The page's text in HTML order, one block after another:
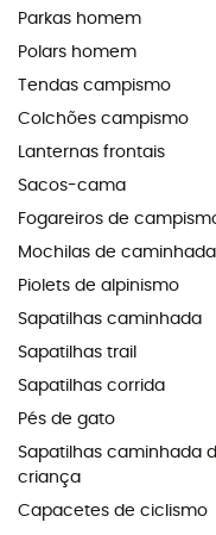
Parkas homem
Polars homem
Tendas campismo
Colchões campismo
Lanternas frontais
Sacos-cama
Fogareiros de
Mochilas de caminhada
Piolets de alpinismo
Sapatilhas caminhada
Sapatilhas trail
Sapatilhas corrida
Pés de gato
Sapatilhas caminhada
criança
Capacetes de ciclismo